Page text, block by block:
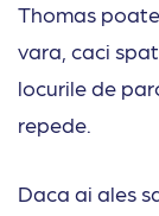
Thomas
vara, caci
locurile de
repede.
Daca ai ales